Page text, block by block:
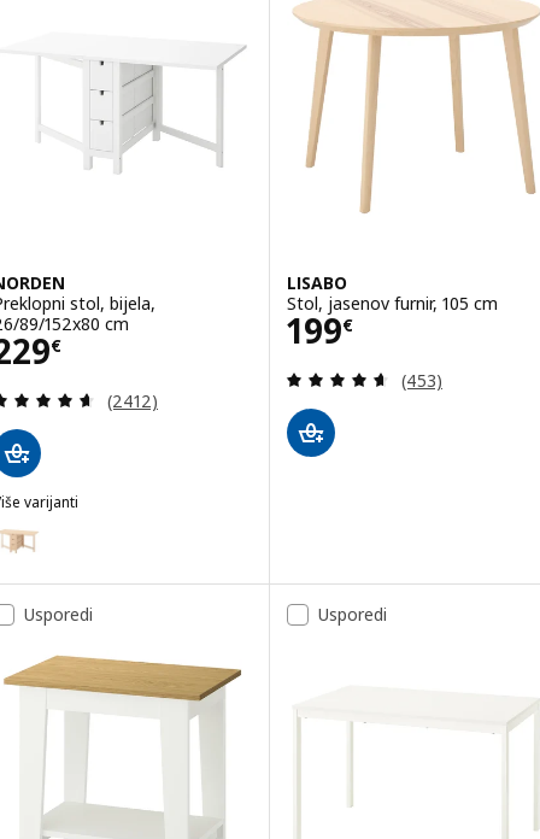
stol, bijela,
89/152x80 cm
€ 229€
Revizija: 4.6 od 5 zvjezdica. Ukupno recenzija:
(2412)
varijanti
NORDEN, Preklopni stol, breza, 26/89/152x80 cm
LISABO
Stol, jasenov furnir, 105 cm
199€
Cijena 199€
Revizija: 4.6
(453)
Usporedi Usporedi